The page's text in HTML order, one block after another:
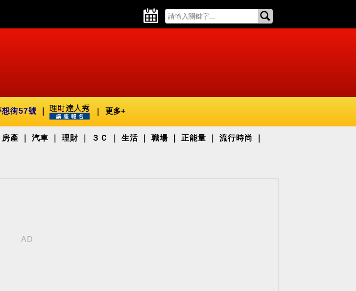
想街57號 更多+
房產 汽車 理財 ３Ｃ 生活 職場 正能量 流行時尚